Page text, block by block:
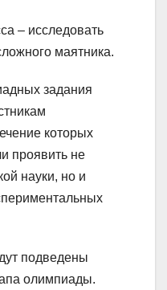
– исследовать
маятника.
задания
которых
проявить не
науки, но и
подведены
олимпиады.